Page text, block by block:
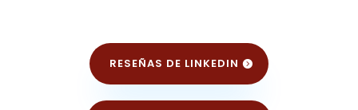
RESEÑAS DE LINKEDIN